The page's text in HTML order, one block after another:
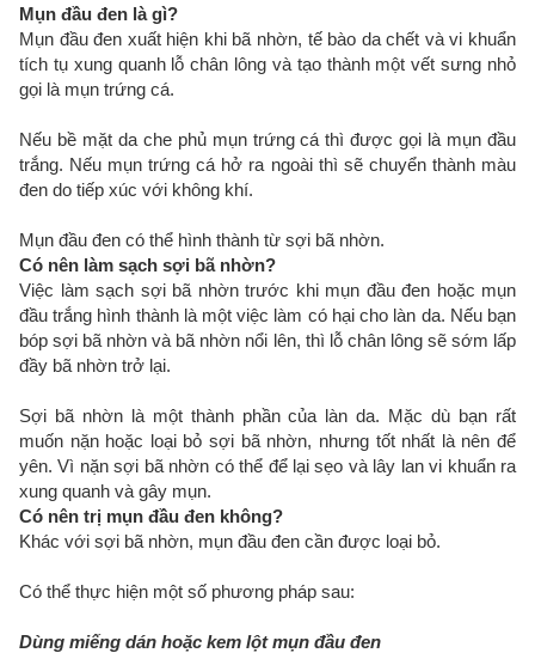
Mụn đầu đen là gì?
Mụn đầu đen xuất hiện khi bã nhờn, tế bào da chết và vi khuẩn
tích tụ xung quanh lỗ chân lông và tạo thành một vết sưng nhỏ
gọi là mụn trứng cá.
Nếu bề mặt da che phủ mụn trứng cá thì được gọi là mụn đầu
trắng. Nếu mụn trứng cá hở ra ngoài thì sẽ chuyển thành màu
đen do tiếp xúc với không khí.
Mụn đầu đen có thể hình thành từ sợi bã nhờn.
Có nên làm sạch sợi bã nhờn?
Việc làm sạch sợi bã nhờn trước khi mụn đầu đen hoặc mụn
đầu trắng hình thành là một việc làm có hại cho làn da. Nếu bạn
bóp sợi bã nhờn và bã nhờn nổi lên, thì lỗ chân lông sẽ sớm lấp
đầy bã nhờn trở lại.
Sợi bã nhờn là một thành phần của làn da. Mặc dù bạn rất
muốn nặn hoặc loại bỏ sợi bã nhờn, nhưng tốt nhất là nên để
yên. Vì nặn sợi bã nhờn có thể để lại sẹo và lây lan vi khuẩn ra
xung quanh và gây mụn.
Có nên trị mụn đầu đen không?
Khác với sợi bã nhờn, mụn đầu đen cần được loại bỏ.
Có thể thực hiện một số phương pháp sau:
Dùng miếng dán hoặc kem lột mụn đầu đen